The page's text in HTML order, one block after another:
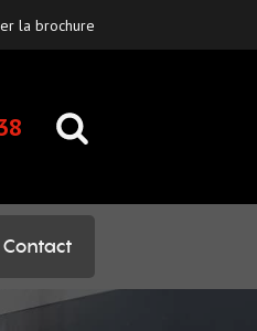
la brochure
Contact